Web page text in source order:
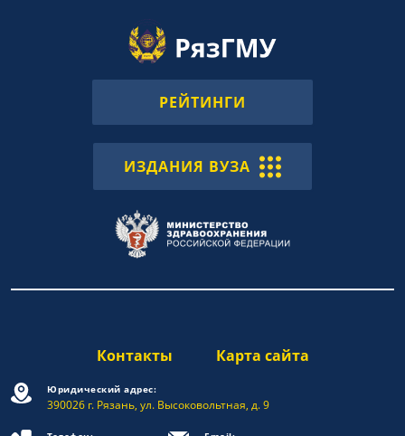
РЕЙТИНГИ
ИЗДАНИЯ ВУЗА
Контакты Карта сайта
Юридический адрес:
390026 г. Рязань, ул. Высоковольтная, д. 9